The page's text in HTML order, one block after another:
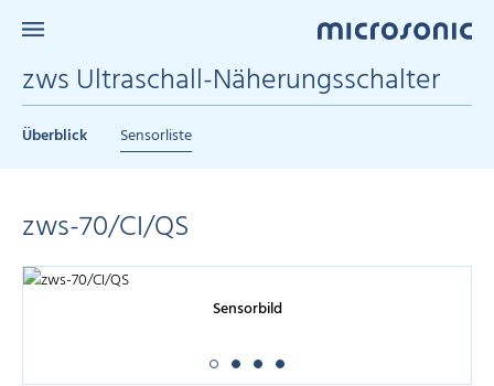
zws Ultraschall-Näherungsschalter
Überblick Sensorliste
zws-70/CI/QS
Sensorbild